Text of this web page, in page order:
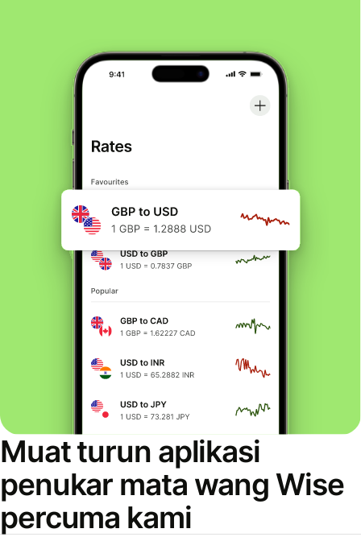
Muat turun aplikasi
penukar mata wang Wise
percuma kami